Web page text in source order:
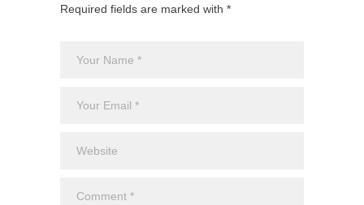
Required fields are marked with *